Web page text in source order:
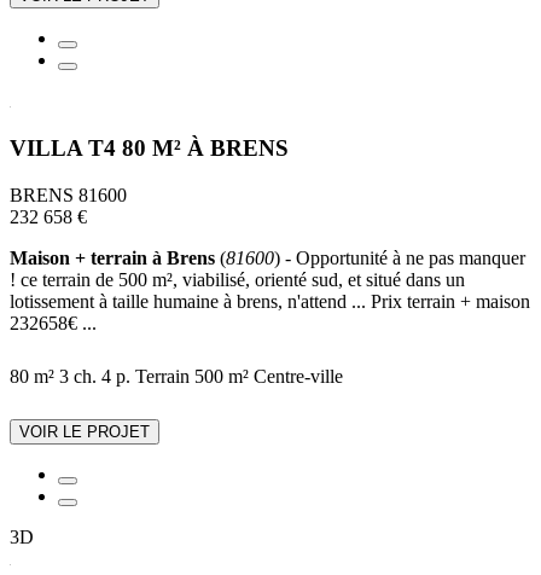
VILLA T4 80 M² À BRENS
BRENS 81600
232 658 €
Maison + terrain à Brens (81600) - Opportunité à ne pas manquer
! ce terrain de 500 m², viabilisé, orienté sud, et situé dans un
lotissement à taille humaine à brens, n'attend ... Prix terrain + maison
232658€ ...
80 m² 3 ch. 4 p. Terrain 500 m² Centre-ville
VOIR LE PROJET
3D